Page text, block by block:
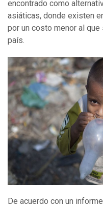
encontrado como
asiáticas, donde existen
por un costo menor al
país.
De acuerdo con un